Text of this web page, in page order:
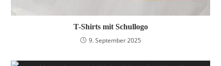
T-Shirts mit Schullogo
9. September 2025